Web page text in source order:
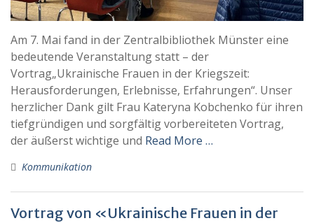
Am 7. Mai fand in der Zentralbibliothek Münster eine
bedeutende Veranstaltung statt – der
Vortrag„Ukrainische Frauen in der Kriegszeit:
Herausforderungen, Erlebnisse, Erfahrungen“. Unser
herzlicher Dank gilt Frau Kateryna Kobchenko für ihren
tiefgründigen und sorgfältig vorbereiteten Vortrag,
der äußerst wichtige und Read More …
Kommunikation
Vortrag von «Ukrainische Frauen in der